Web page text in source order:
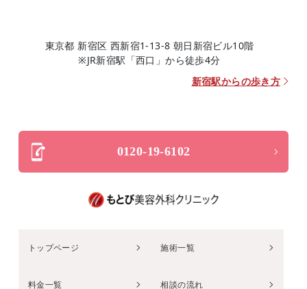
東京都 新宿区 西新宿1-13-8 朝日新宿ビル10階
※JR新宿駅「西口」から徒歩4分
新宿駅からの歩き方
0120-19-6102
トップページ 施術一覧
料金一覧 相談の流れ